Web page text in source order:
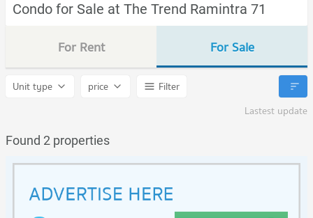
Condo for Sale at The Trend Ramintra 71
For Rent For Sale
Unit type price
Filter
Lastest update
Found 2 properties